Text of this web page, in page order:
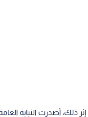
ذلك، أصدرت النيابة